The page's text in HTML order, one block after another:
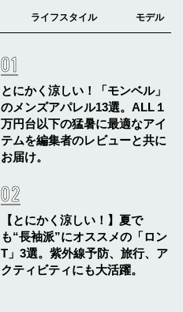
とにかく涼しい！「モンベル」
のメンズアパレル13選。ALL１
万円台以下の猛暑に最適なアイ
テムを編集者のレビューと共に
お届け。
【とにかく涼しい！】夏で
も“長袖派”にオススメの「ロン
T」3選。紫外線予防、旅行、ア
クティビティにも大活躍。